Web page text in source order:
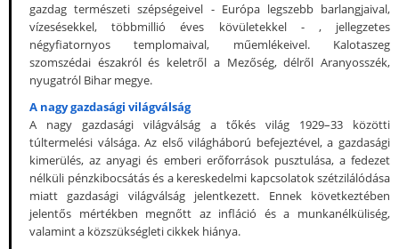
gazdag természeti szépségeivel - Európa legszebb barlangjaival,
vízesésekkel, többmillió éves kövületekkel - , jellegzetes
négyfiatornyos templomaival, műemlékeivel. Kalotaszeg
szomszédai északról és keletről a Mezőség, délről Aranyosszék,
nyugatról Bihar megye.
A nagy gazdasági világválság
A nagy gazdasági világválság a tőkés világ 1929–33 közötti
túltermelési válsága. Az első világháború befejeztével, a gazdasági
kimerülés, az anyagi és emberi erőforrások pusztulása, a fedezet
nélküli pénzkibocsátás és a kereskedelmi kapcsolatok szétzilálódása
miatt gazdasági világválság jelentkezett. Ennek következtében
jelentős mértékben megnőtt az infláció és a munkanélküliség,
valamint a közszükségleti cikkek hiánya.